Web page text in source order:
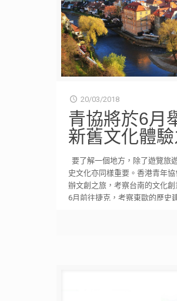
20/03/2018
青協將於6月
新舊文化體驗
要了解一個地方，除了遊覽旅
史文化亦同樣重要。香港青年
辦文創之旅，考察台南的文化
6月前往捷克，考察東歐的歷史